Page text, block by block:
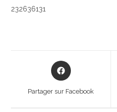
232636131
Opens
in
Partager sur Facebook